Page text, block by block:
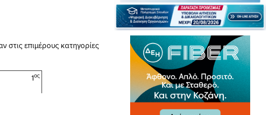
επιμέρους κατηγορίες
1ος